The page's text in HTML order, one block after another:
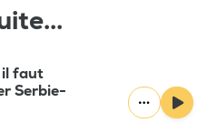
il faut
Serbie-